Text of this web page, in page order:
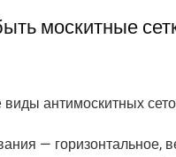
москитные
антимоскитных
— горизонтальное,